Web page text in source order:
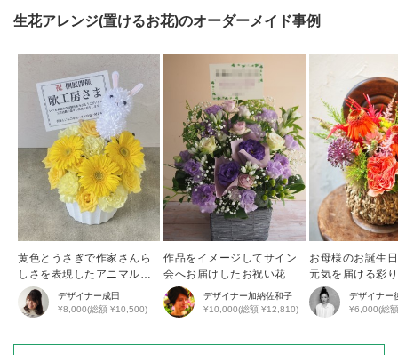
生花アレンジ(置けるお花)のオーダーメイド事例
黄色とうさぎで作家さんら
しさを表現したアニマルア
レンジ
デザイナー成田
¥8,000(総額 ¥10,500)
作品をイメージしてサイン
会へお届けしたお祝い花
デザイナー加納佐和子
¥10,000(総額 ¥12,810)
お母様のお誕生
元気を届ける彩
花アレンジデザイナー
¥6,000(総